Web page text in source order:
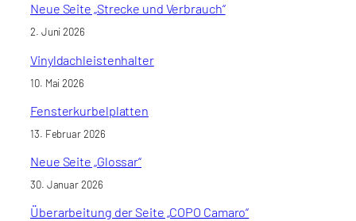
Neue Seite „Strecke und Verbrauch“
2. Juni 2026
Vinyldachleistenhalter
10. Mai 2026
Fensterkurbelplatten
13. Februar 2026
Neue Seite „Glossar“
30. Januar 2026
Überarbeitung der Seite „COPO Camaro“